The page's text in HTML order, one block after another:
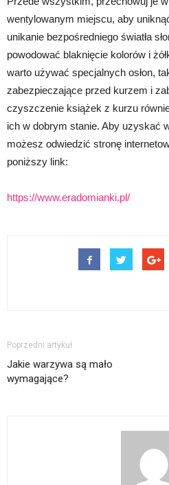
wentylowanym miejscu, aby
unikanie bezpośredniego światła
powodować blaknięcie kolorów i
warto używać specjalnych osłon,
zabezpieczające przed kurzem i
czyszczenie książek z kurzu
ich w dobrym stanie. Aby uzyskać
możesz odwiedzić stronę
poniższy link:
https://www.eradomianki.pl/
Poprzedni artykuł
Jakie warzywa są mało
wymagające?